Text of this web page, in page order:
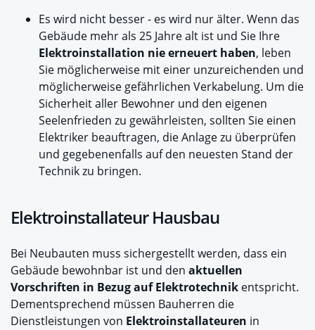
Es wird nicht besser - es wird nur älter. Wenn das
Gebäude mehr als 25 Jahre alt ist und Sie Ihre
Elektroinstallation nie erneuert haben, leben
Sie möglicherweise mit einer unzureichenden und
möglicherweise gefährlichen Verkabelung. Um die
Sicherheit aller Bewohner und den eigenen
Seelenfrieden zu gewährleisten, sollten Sie einen
Elektriker beauftragen, die Anlage zu überprüfen
und gegebenenfalls auf den neuesten Stand der
Technik zu bringen.
Elektroinstallateur Hausbau
Bei Neubauten muss sichergestellt werden, dass ein
Gebäude bewohnbar ist und den aktuellen
Vorschriften in Bezug auf Elektrotechnik entspricht.
Dementsprechend müssen Bauherren die
Dienstleistungen von Elektroinstallateuren in